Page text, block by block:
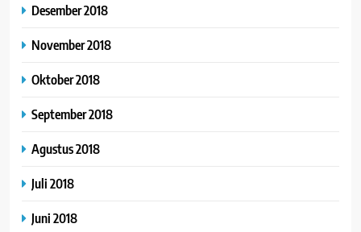
Desember 2018
November 2018
Oktober 2018
September 2018
Agustus 2018
Juli 2018
Juni 2018